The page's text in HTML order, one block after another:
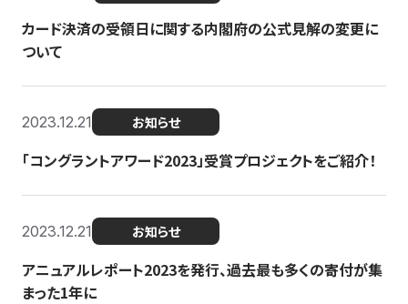
カード決済の受領日に関する内閣府の公式見解の変更に
ついて
2023.12.21 お知らせ
「コングラントアワード2023」受賞プロジェクトをご紹介！
2023.12.21 お知らせ
アニュアルレポート2023を発行、過去最も多くの寄付が集
まった1年に